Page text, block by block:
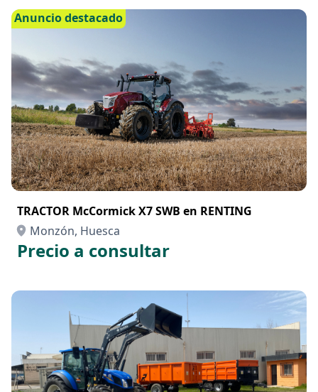
Anuncio destacado
TRACTOR McCormick X7 SWB en RENTING
Monzón, Huesca
Precio a consultar